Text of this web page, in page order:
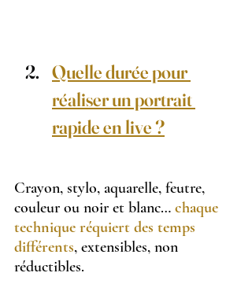
Quelle durée pour
réaliser un portrait
rapide en live ?
Crayon, stylo, aquarelle, feutre,
couleur ou noir et blanc… chaque
technique réquiert des temps
différents, extensibles, non
réductibles.